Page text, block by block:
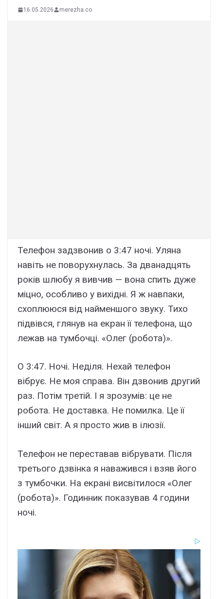
16.05.2026 merezha.co
Телефон задзвонив о 3:47 ночі. Уляна
навіть не поворухнулась. За дванадцять
років шлюбу я вивчив — вона спить дуже
міцно, особливо у вихідні. Я ж навпаки,
схоплююся від найменшого звуку. Тихо
підвівся, глянув на екран її телефона, що
лежав на тумбочці. «Олег (робота)».
О 3:47. Ночі. Неділя. Нехай телефон
вібрує. Не моя справа. Він дзвонив другий
раз. Потім третій. І я зрозумів: це не
робота. Не доставка. Не помилка. Це її
інший світ. А я просто жив в ілюзії.
Телефон не переставав вібрувати. Після
третього дзвінка я наважився і взяв його
з тумбочки. На екрані висвітилося «Олег
(робота)». Годинник показував 4 години
ночі.